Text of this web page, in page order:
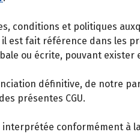
conditions et politiques
fait référence dans les
ou écrite, pouvant exister
définitive, de notre
présentes CGU.
conformément à